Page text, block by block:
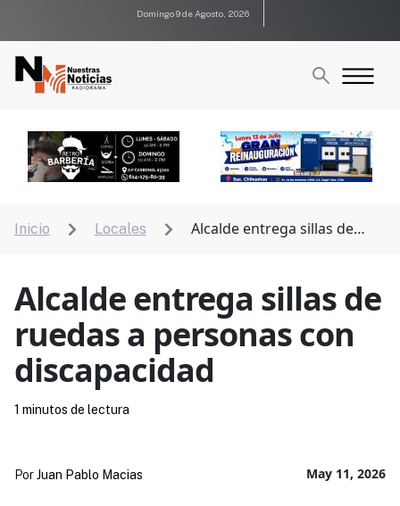
Domingo 9 de Agosto, 2026
Inicio  Locales 
Alcalde entrega sillas de
Alcalde entrega sillas de
ruedas a personas con
discapacidad
May 11, 2026
PorJuan Pablo Macias
1 minutos de lectura